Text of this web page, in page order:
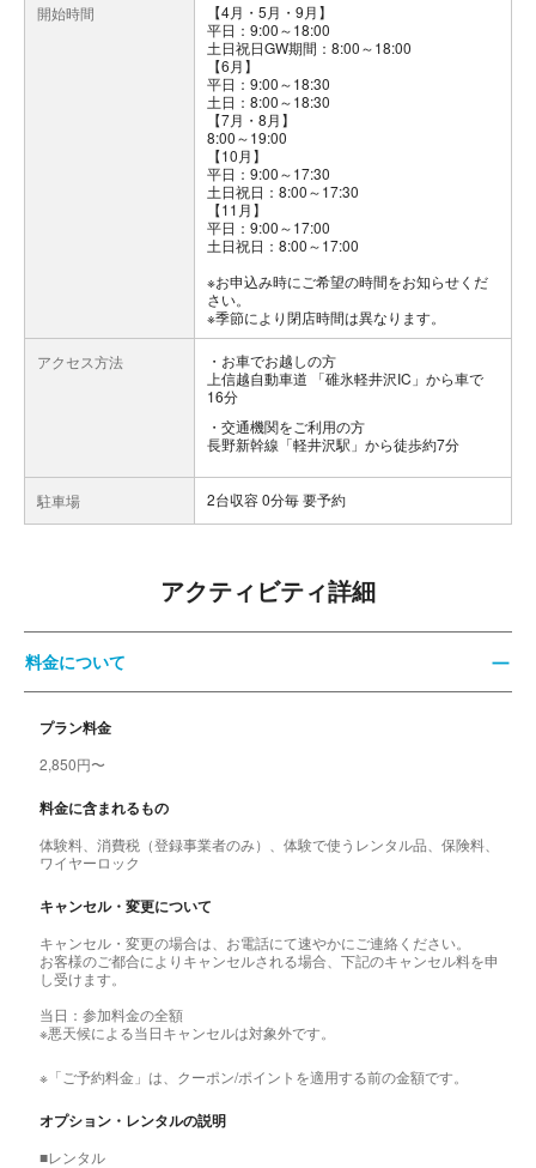
開始時間
【4月・5月・9月】
平日：9:00～18:00
土日祝日GW期間：8:00～18:00
【6月】
平日：9:00～18:30
土日：8:00～18:30
【7月・8月】
8:00～19:00
【10月】
平日：9:00～17:30
土日祝日：8:00～17:30
【11月】
平日：9:00～17:00
土日祝日：8:00～17:00
※お申込み時にご希望の時間をお知らせくだ
さい。
※季節により閉店時間は異なります。
アクセス方法
お車でお越しの方
上信越自動車道 「碓氷軽井沢IC」から車で
16分
交通機関をご利用の方
長野新幹線「軽井沢駅」から徒歩約7分
駐車場 2台収容 0分毎 要予約
アクティビティ詳細
料金について
プラン料金
2,850円〜
料金に含まれるもの
体験料、消費税（登録事業者のみ）、体験で使うレンタル品、保険料、
ワイヤーロック
キャンセル・変更について
キャンセル・変更の場合は、お電話にて速やかにご連絡ください。
お客様のご都合によりキャンセルされる場合、下記のキャンセル料を申
し受けます。
当日：参加料金の全額
※悪天候による当日キャンセルは対象外です。
※「ご予約料金」は、クーポン/ポイントを適用する前の金額です。
オプション・レンタルの説明
■レンタル